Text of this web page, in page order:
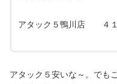
アタック５鴨川店 ４
アタック５安いな～。でも